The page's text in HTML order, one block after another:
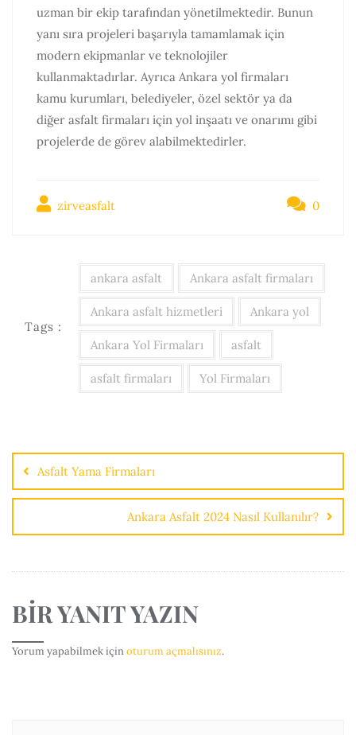
uzman bir ekip tarafından yönetilmektedir. Bunun
yanı sıra projeleri başarıyla tamamlamak için
modern ekipmanlar ve teknolojiler
kullanmaktadırlar. Ayrıca Ankara yol firmaları
kamu kurumları, belediyeler, özel sektör ya da
diğer asfalt firmaları için yol inşaatı ve onarımı gibi
projelerde de görev alabilmektedirler.
zirveasfalt 0
Tags :
ankara asfalt Ankara asfalt firmaları
Ankara asfalt hizmetleri Ankara yol
Ankara Yol Firmaları asfalt
asfalt firmaları Yol Firmaları
Asfalt Yama Firmaları
Ankara Asfalt 2024 Nasıl Kullanılır?
BIR YANIT YAZIN
Yorum yapabilmek içinoturum açmalısınız.